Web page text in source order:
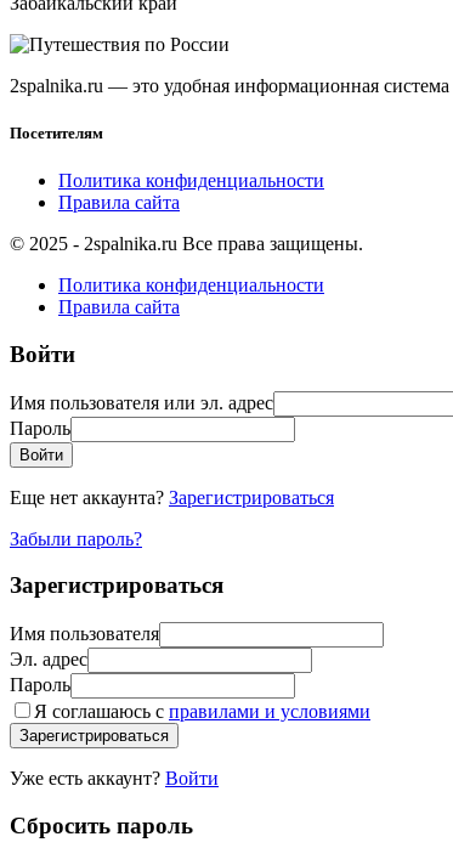
2spalnika.ru — это удобная информационная
Посетителям
Политика конфиденциальности
Правила сайта
© 2025 - 2spalnika.ru Все права защищены.
Политика конфиденциальности
Правила сайта
Войти
Имя пользователя или эл. адрес
Пароль
Войти
Еще нет аккаунта? Зарегистрироваться
Забыли пароль?
Зарегистрироваться
Имя пользователя
Эл. адрес
Пароль
Я соглашаюсь с правилами и условиями
Зарегистрироваться
Уже есть аккаунт? Войти
Сбросить пароль